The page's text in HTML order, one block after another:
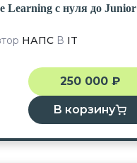
Learning с нуля до Junior
НАПСВ IT
250 000 ₽
В корзину